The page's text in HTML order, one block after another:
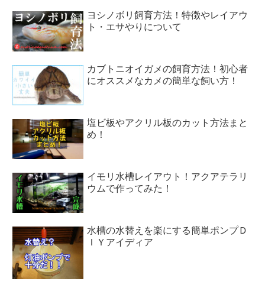
ヨシノボリ飼育方法！特徴やレイアウ
ト・エサやりについて
カブトニオイガメの飼育方法！初心者
にオススメなカメの簡単な飼い方！
塩ビ板やアクリル板のカット方法まと
め！
イモリ水槽レイアウト！アクアテラリ
ウムで作ってみた！
水槽の水替えを楽にする簡単ポンプＤ
ＩＹアイディア